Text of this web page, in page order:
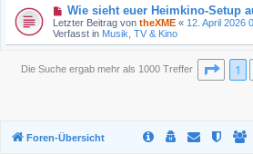
a
g
B
e
i
t
a
N
e
u
e
e
Wie sieht euer Heimkino-Setup
Letzter Beitrag von theXME « 12. April 2026
Verfasst in Musik, TV & Kino
Die Suche ergab mehr als 1000 Treffer Seite
1
Foren-Übersicht